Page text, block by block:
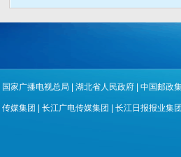
国家广播电视总局 湖北省人民政府| 中国邮政
传媒集团 长江广电传媒集团 长江日报报业集团